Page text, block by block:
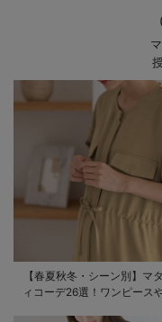
【春夏秋冬・シーン別】マ
ィコーデ26選！ワンピース